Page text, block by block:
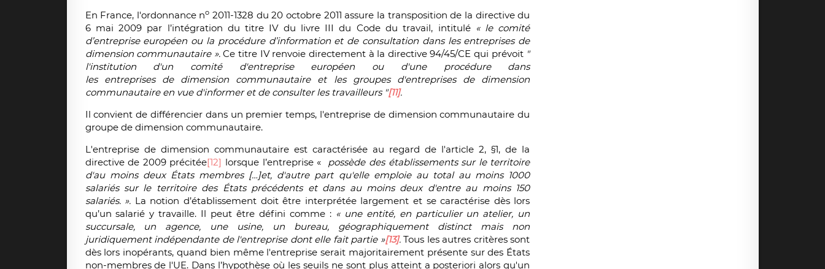
En France, l'ordonnance no 2011-1328 du 20 octobre 2011 assure la transposition de la directive du
6 mai 2009 par l’intégration du titre IV du livre III du Code du travail, intitulé « le comité
d’entreprise européen ou la procédure d’information et de consultation dans les entreprises de
dimension communautaire ».Ce titre IV renvoie directement à la directive 94/45/CE qui prévoit"
l'institution d'un comité d'entreprise européen ou d'une procédure dans
les entreprises de dimension communautaire et les groupes d'entreprises de dimension
communautaire en vue d'informer et de consulter les travailleurs "[11].
Il convient de différencier dans un premier temps, l'entreprise de dimension communautaire du
groupe de dimension communautaire.
L'entreprise de dimension communautaire est caractérisée au regard de l'article 2, §1, de la
directive de 2009 précitée[12] lorsque l’entreprise «
possède des établissements sur le territoire
d'au moins deux États membres […]et, d'autre part qu'elle emploie au total au moins 1000
salariés sur le territoire des États précédents et dans au moins deux d'entre au moins 150
salariés. ». La notion d’établissement doit être interprétée largement et se caractérise dès lors
qu’un salarié y travaille. Il peut être défini comme :« une entité, en particulier un atelier, un
succursale, un agence, une usine, un bureau, géographiquement distinct mais non
juridiquement indépendante de l'entreprise dont elle fait partie »[13].Tous les autres critères sont
dès lors inopérants, quand bien même l'entreprise serait majoritairement présente sur des États
non-membres de l'UE. Dans l’hypothèse où les seuils ne sont plus atteint a posteriori alors qu'un